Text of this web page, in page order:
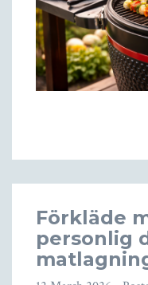
Förkläde
personlig